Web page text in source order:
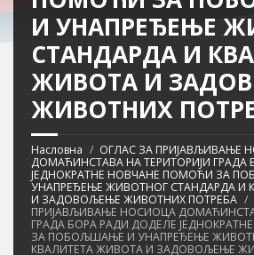
И УНАПРЕЂЕЊЕ
СТАНДАРДА И
ЖИВОТА И
ЖИВОТНИХ
Насловна
ОГЛАС ЗА ПРИЈАВЉИВАЊЕ
ДОМАЋИНСТАВА НА ТЕРИТОРИЈИ ГРАДА
ЈЕДНОКРАТНЕ НОВЧАНЕ ПОМОЋИ ЗА
УНАПРЕЂЕЊЕ ЖИВОТНОГ СТАНДАРДА И
И ЗАДОВОЉЕЊЕ ЖИВОТНИХ ПОТРЕБА
ПРИЈАВЉИВАЊЕ НОСИОЦА
ГРАДА БОРА РАДИ ДОДЕЛЕ
ЗА ПОБОЉШАЊЕ И УНАПРЕЂЕЊЕ
КВАЛИТЕТА ЖИВОТА И ЗАДОВОЉЕЊЕ